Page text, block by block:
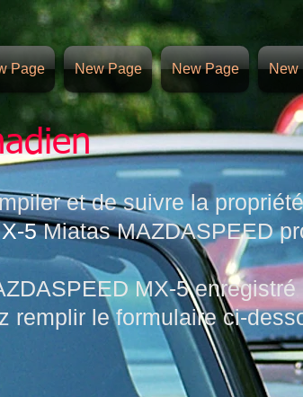
Page New Page New Page New
et de suivre la
5Miatas MAZDASPEED
MX-5
remplir le formulaire ci-